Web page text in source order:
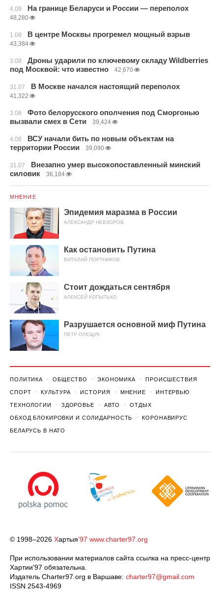
4.08 На границе Беларуси и России — переполох
48,280
1.08 В центре Москвы прогремел мощный взрыв
43,384
3.08
Дроны ударили по ключевому складу Wildberries
под Москвой: что известно
42,670
31.07 В Москве начался настоящий переполох
41,322
3.08
Фото белорусского ополчения под Сморгонью
вызвали смех в Сети
39,424
4.08
ВСУ начали бить по новым объектам на
территории России
39,090
31.07
Внезапно умер высокопоставленный минский
силовик
36,184
МНЕНИЕ
Эпидемия маразма в России
АЛЕКСАНДР НЕВЗОРОВ
Как остановить Путина
ВИТАЛИЙ ПОРТНИКОВ
Стоит дождаться сентября
АЛЕКСЕЙ КОПЫТЬКО
Разрушается основной миф Путина
ПЕТР ОЛЕЩУК
ПОЛИТИКА ОБЩЕСТВО ЭКОНОМИКА ПРОИСШЕСТВИЯ
СПОРТ КУЛЬТУРА ИСТОРИЯ МНЕНИЕ ИНТЕРВЬЮ
ТЕХНОЛОГИИ ЗДОРОВЬЕ АВТО ОТДЫХ
ОБХОД БЛОКИРОВКИ И СОЛИДАРНОСТЬ КОРОНАВИРУС
БЕЛАРУСЬ В НАТО
© 1998–2026 Хартыя’97 www.charter97.org
При использовании материалов сайта ссылка на пресс-центр
Хартии'97 обязательна.
Издатель Charter97.org в Варшаве: charter97@gmail.com
ISSN 2543-4969